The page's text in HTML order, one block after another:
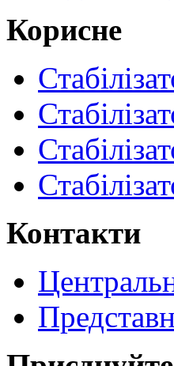
Корисне
Контакти